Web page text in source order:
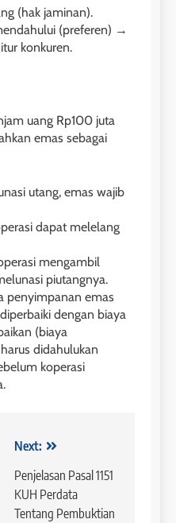
(hak jaminan).
(preferen) →
konkuren.
uang Rp100 juta
emas sebagai
utang, emas wajib
dapat melelang
mengambil
piutangnya.
penyimpanan emas
dengan biaya
(biaya
didahulukan
koperasi
Next:
Penjelasan Pasal 1151
KUH Perdata
Tentang Pembuktian